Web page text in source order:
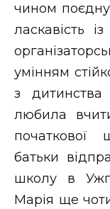
чином
ласкавість
умінням
з
любила
початкової
батьки
школу в
Марія ще